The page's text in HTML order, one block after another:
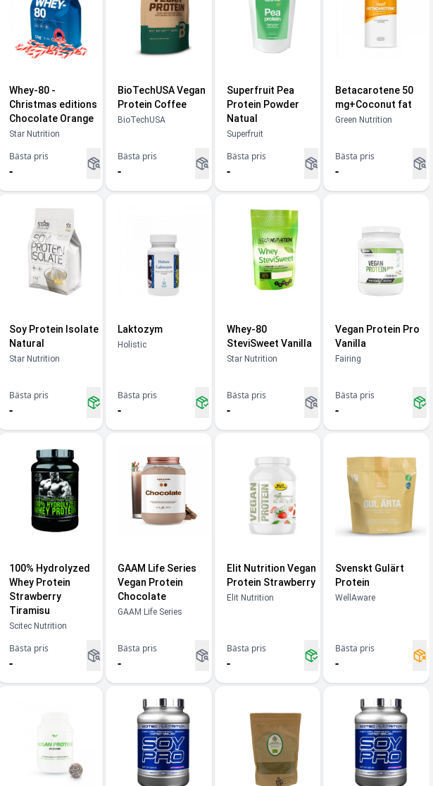
Whey-80 -
Christmas editions
Chocolate Orange
Star Nutrition
Bästa pris
-
BioTechUSA Vegan
Protein Coffee
BioTechUSA
Bästa pris
-
Superfruit Pea
Protein Powder
Natual
Superfruit
Bästa pris
-
Betacarotene 50
mg+Coconut fat
Green Nutrition
Bästa pris
-
Soy Protein Isolate
Natural
Star Nutrition
Bästa pris
-
Laktozym
Holistic
Bästa pris
-
Whey-80
SteviSweet Vanilla
Star Nutrition
Bästa pris
-
Vegan Protein Pro
Vanilla
Fairing
Bästa pris
-
100% Hydrolyzed
Whey Protein
Strawberry
Tiramisu
Scitec Nutrition
Bästa pris
-
GAAM Life Series
Vegan Protein
Chocolate
GAAM Life Series
Bästa pris
-
Elit Nutrition Vegan
Protein Strawberry
Elit Nutrition
Bästa pris
-
Svenskt Gulärt
Protein
WellAware
Bästa pris
-